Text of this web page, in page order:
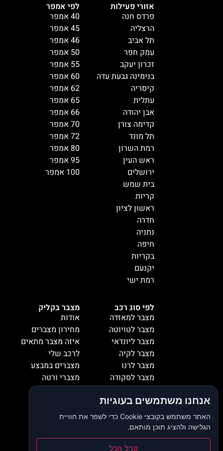
מצבר בקליק
אודות
מחירון מצברים
איזה מצבר מתאים
לרכב שלי
מצברים במבצע
מצברי ורטה
מצברי שנפ
אזורי שירות
צור קשר
לפי סוג רכב
מצבר למאזדה
מצבר לטויוטה
מצבר ליונדאי
מצבר לקיה
מצבר לרנו
מצבר לסקודה
מצבר למיציבושי
מצבר לסובארו
מצבר להונדה
מצבר לאופל
מצבר לסיאט
לפי אמפר
40 אמפר
45 אמפר
46 אמפר
50 אמפר
55 אמפר
60 אמפר
62 אמפר
65 אמפר
66 אמפר
70 אמפר
72 אמפר
80 אמפר
95 אמפר
100 אמפר
אזורי פעילות
פרדס חנה
הרצליה
תל אביב
עמק חפר
זכרון יעקב
בנימינה גבעת עדה
קיסריה
עתלית
אבן יהודה
קדימה צורן
תל מונד
רמת השרון
ראש העין
ירושלים
בית שמש
קריות
ראשון לציון
חדרה
נתניה
חיפה
בקריות
יקנעם
רמת ישי
אנחנו משתמשים בעוגיות
האתר משתמש בקובצי Cookie כדי לשפר את חוויית
הגלישה ולהציג תוכן מותאם.
קבל הכל